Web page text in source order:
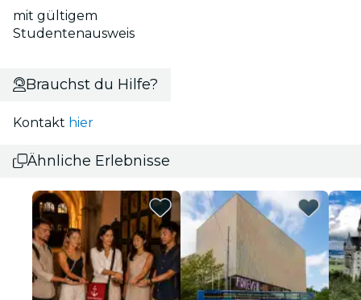
mit gültigem
Studentenausweis
Brauchst du Hilfe?
Kontakt hier
Ähnliche Erlebnisse